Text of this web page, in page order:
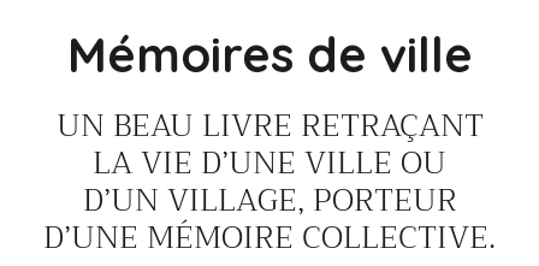
Mémoires de ville
UN BEAU LIVRE RETRAÇANT
LA VIE D’UNE VILLE OU
D’UN VILLAGE, PORTEUR
D’UNE MÉMOIRE COLLECTIVE.